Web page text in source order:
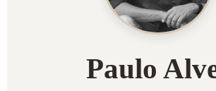
Paulo